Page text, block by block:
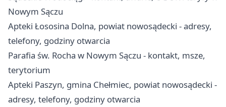
Nowym Sączu
Apteki Łososina Dolna, powiat nowosądecki - adresy,
telefony, godziny otwarcia
Parafia św. Rocha w Nowym Sączu - kontakt, msze,
terytorium
Apteki Paszyn, gmina Chełmiec, powiat nowosądecki -
adresy, telefony, godziny otwarcia